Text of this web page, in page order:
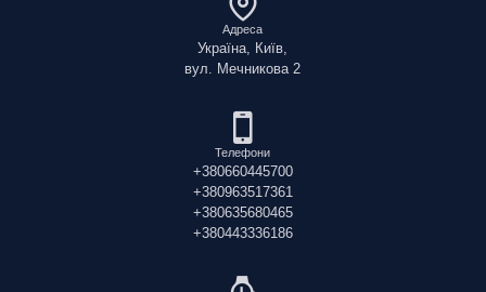
Адреса
Україна, Київ,
вул. Мечникова 2
Телефони
+380660445700
+380963517361
+380635680465
+380443336186